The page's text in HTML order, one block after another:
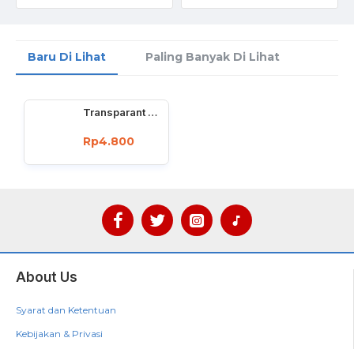
Baru Di Lihat Paling Banyak Di Lihat
Transparant Shoes Box - Kotak Sepatu Transparan
Rp4.800
About Us
Syarat dan Ketentuan
Kebijakan & Privasi